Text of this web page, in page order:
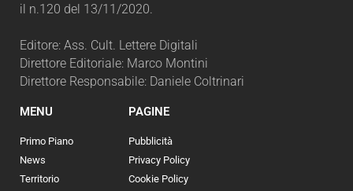
il n.120 del 13/11/2020.
Editore: Ass. Cult. Lettere Digitali
Direttore Editoriale: Marco Montini
Direttore Responsabile: Daniele Coltrinari
MENU
Primo Piano
News
Territorio
PAGINE
Pubblicità
Privacy Policy
Cookie Policy